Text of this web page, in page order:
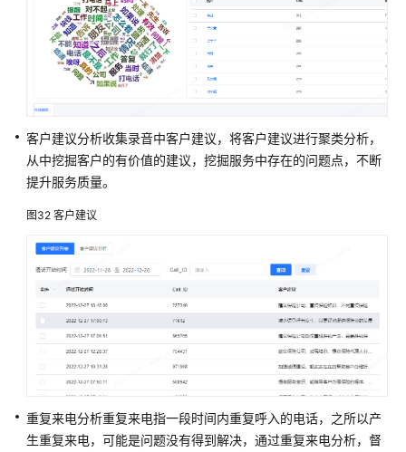
客户建议分析收集录音中客户建议，将客户建议进行聚类分析，
从中挖掘客户的有价值的建议，挖掘服务中存在的问题点，不断
提升服务质量。
图32 客户建议
重复来电分析重复来电指一段时间内重复呼入的电话，之所以产
生重复来电，可能是问题没有得到解决，通过重复来电分析，督